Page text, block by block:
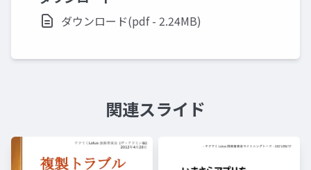
ダウンロード(pdf - 2.24MB)
関連スライド